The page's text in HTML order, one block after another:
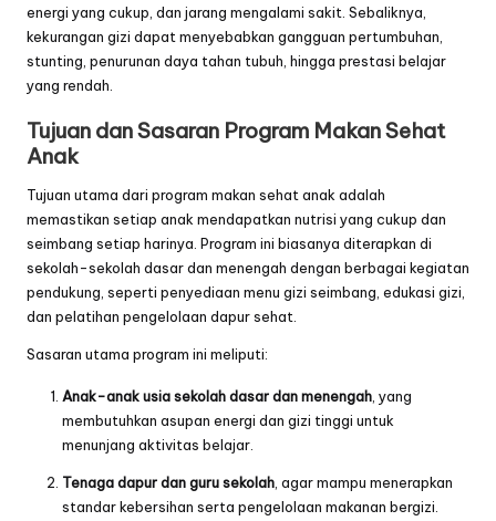
energi yang cukup, dan jarang mengalami sakit. Sebaliknya,
kekurangan gizi dapat menyebabkan gangguan pertumbuhan,
stunting, penurunan daya tahan tubuh, hingga prestasi belajar
yang rendah.
Tujuan dan Sasaran Program Makan Sehat
Anak
Tujuan utama dari program makan sehat anak adalah
memastikan setiap anak mendapatkan nutrisi yang cukup dan
seimbang setiap harinya. Program ini biasanya diterapkan di
sekolah-sekolah dasar dan menengah dengan berbagai kegiatan
pendukung, seperti penyediaan menu gizi seimbang, edukasi gizi,
dan pelatihan pengelolaan dapur sehat.
Sasaran utama program ini meliputi:
Anak-anak usia sekolah dasar dan menengah, yang
membutuhkan asupan energi dan gizi tinggi untuk
menunjang aktivitas belajar.
Tenaga dapur dan guru sekolah, agar mampu menerapkan
standar kebersihan serta pengelolaan makanan bergizi.